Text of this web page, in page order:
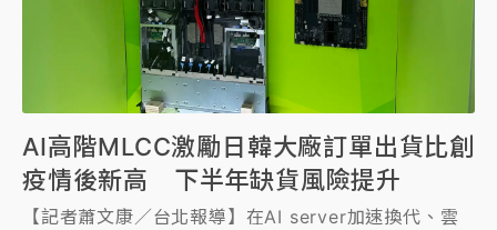
AI高階MLCC激勵日韓大廠訂單出貨比創
疫情後新高 下半年缺貨風險提升
【記者蕭文康／台北報導】在AI server加速換代、雲